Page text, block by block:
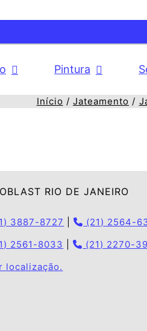
Pintura
Início Jateamento
RIO DE JANEIRO
3887-8727 |
(21) 2564-
2561-8033
|
(21) 2270-
localização.